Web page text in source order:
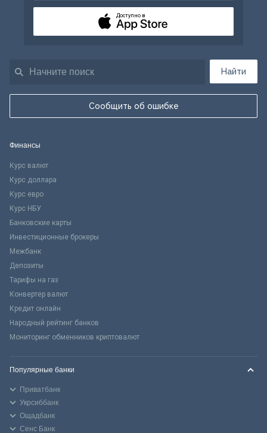
Найти
Сообщить об ошибке
Доступно в
Финансы
Курс валют
Курс доллара
Курс евро
Курс НБУ
Банковские карты
Инвестиционные брокеры
Межбанк
Депозиты
Тарифы на газ
Конвертер валют
Кредит онлайн
Народный рейтинг банков
Мониторинг обменников криптовалют
Популярные банки
Приватбанк
Укрсиббанк
Ощадбанк
Сенс Банк